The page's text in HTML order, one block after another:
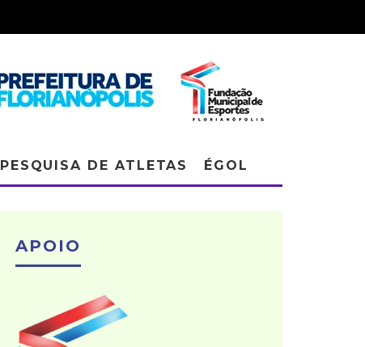
PESQUISA DE ATLETAS ÉGOL
APOIO